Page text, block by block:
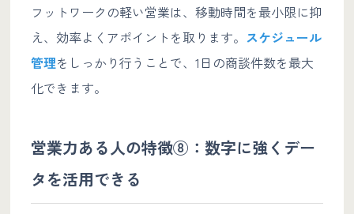
フットワークの軽い営業は、移動時間を最小限に抑
え、効率よくアポイントを取ります。 スケジュール
管理をしっかり行うことで、1日の商談件数を最大
化できます。
営業力ある人の特徴⑧：数字に強くデー
タを活用できる